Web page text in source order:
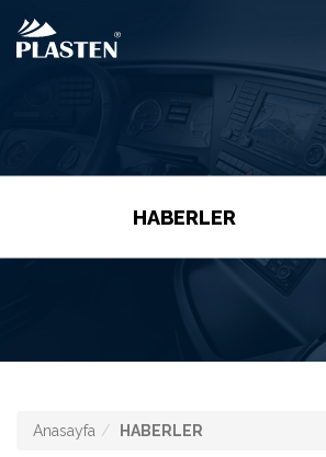
HABERLER
Anasayfa HABERLER